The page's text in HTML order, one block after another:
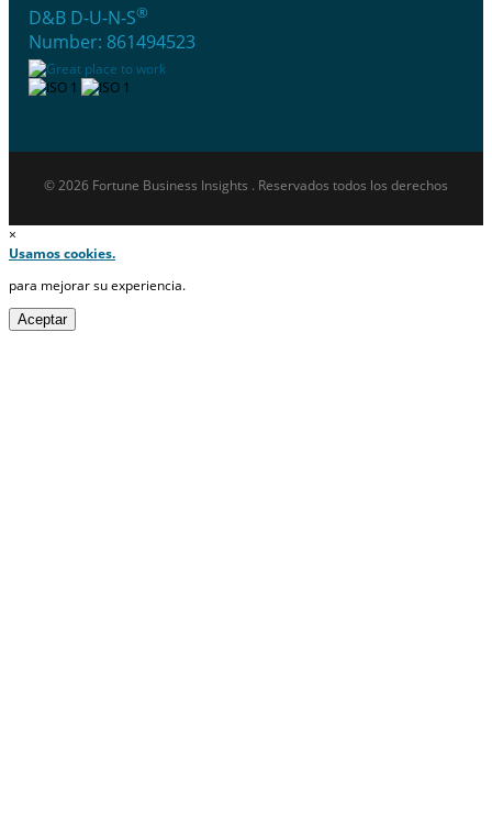
D&B D-U-N-S®
Number: 861494523
© 2026 Fortune Business Insights . Reservados todos los derechos
×
Usamos cookies.
para mejorar su experiencia.
Aceptar